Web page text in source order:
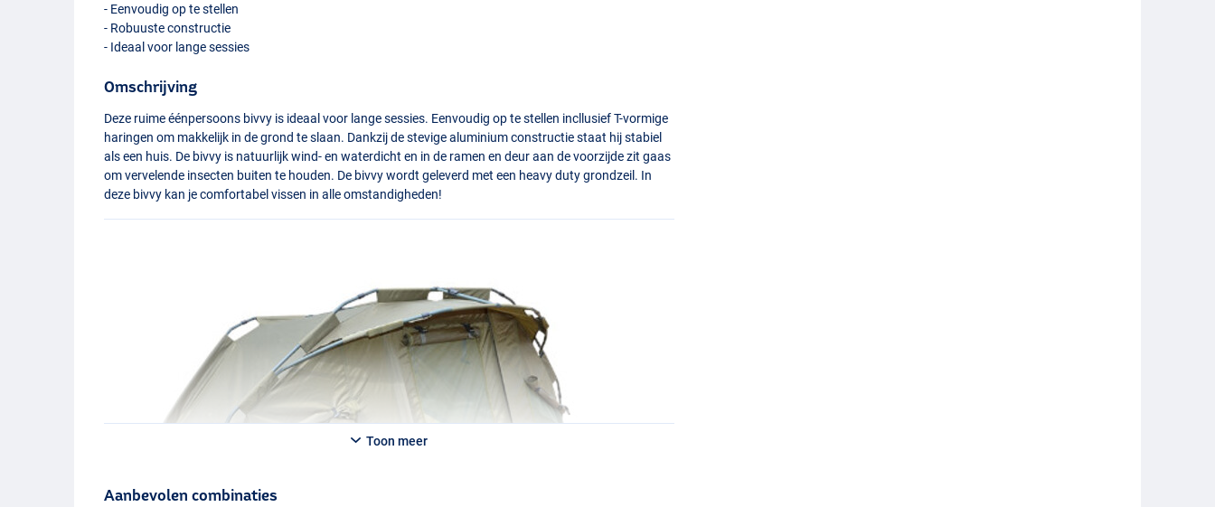
- Eenvoudig op te stellen
- Robuuste constructie
- Ideaal voor lange sessies
Omschrijving
Deze ruime éénpersoons bivvy is ideaal voor lange sessies. Eenvoudig op te stellen incllusief T-vormige
haringen om makkelijk in de grond te slaan. Dankzij de stevige aluminium constructie staat hij stabiel
als een huis. De bivvy is natuurlijk wind- en waterdicht en in de ramen en deur aan de voorzijde zit gaas
om vervelende insecten buiten te houden. De bivvy wordt geleverd met een heavy duty grondzeil. In
deze bivvy kan je comfortabel vissen in alle omstandigheden!
Toon meer
Aanbevolen combinaties